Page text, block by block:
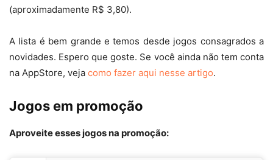
(aproximadamente R$ 3,80).
A lista é bem grande e temos desde jogos consagrados a
novidades. Espero que goste. Se você ainda não tem conta
na AppStore, veja como fazer aqui nesse artigo.
Jogos em promoção
Aproveite esses jogos na promoção: